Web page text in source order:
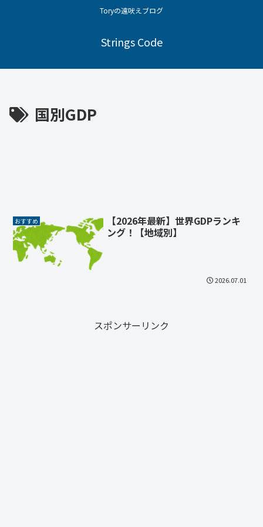
Toryの遠吠えブログ
Strings Code
国別GDP
おすすめ
【2026年最新】世界GDPランキ
ング！【地域別】
2026.07.01
スポンサーリンク